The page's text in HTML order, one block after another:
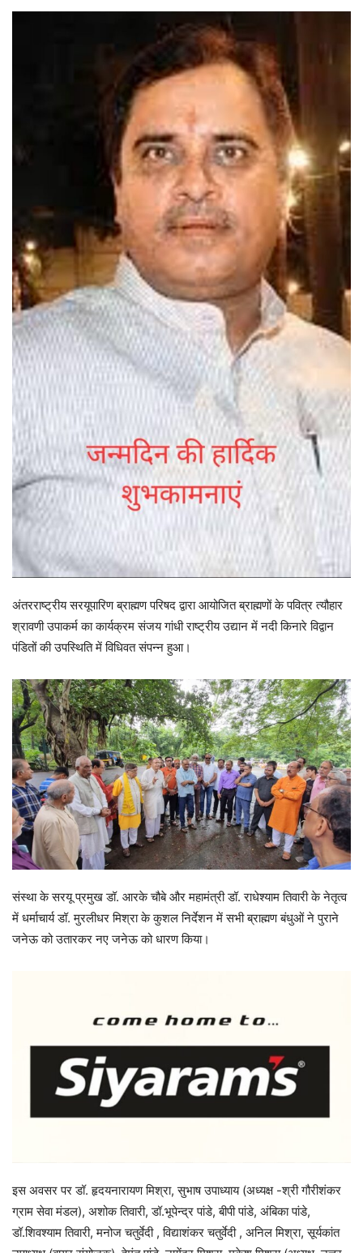
अंतरराष्ट्रीय सरयूपारिण ब्राह्मण परिषद द्वारा आयोजित ब्राह्मणों के पवित्र त्यौहार
श्रावणी उपाकर्म का कार्यक्रम संजय गांधी राष्ट्रीय उद्यान में नदी किनारे विद्वान
पंडितों की उपस्थिति में विधिवत संपन्न हुआ।
संस्था के सरयू प्रमुख डॉ. आरके चौबे और महामंत्री डॉ. राधेश्याम तिवारी के नेतृत्व
में धर्माचार्य डॉ. मुरलीधर मिश्रा के कुशल निर्देशन में सभी ब्राह्मण बंधुओं ने पुराने
जनेऊ को उतारकर नए जनेऊ को धारण किया।
इस अवसर पर डॉ. हृदयनारायण मिश्रा, सुभाष उपाध्याय (अध्यक्ष -श्री गौरीशंकर
ग्राम सेवा मंडल), अशोक तिवारी, डॉ.भूपेन्द्र पांडे, बीपी पांडे, अंबिका पांडे,
डॉ.शिवश्याम तिवारी, मनोज चतुर्वेदी , विद्याशंकर चतुर्वेदी , अनिल मिश्रा, सूर्यकांत